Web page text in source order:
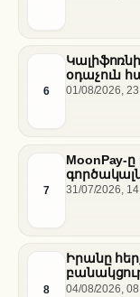
6
օդաչուն
01/08/2026,
7
MoonPay-
31/07/2026,
8
Իրանը
04/08/2026,